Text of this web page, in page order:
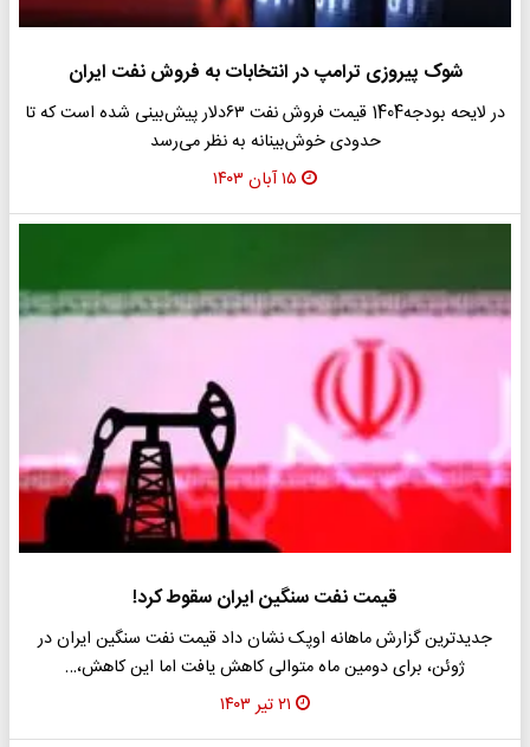
شوک پیروزی ترامپ در انتخابات به فروش نفت ایران
در لایحه بودجه1404 قیمت فروش نفت ۶۳دلار پیش‌بینی شده است که تا
حدودی خوش‌بینانه به نظر می‌رسد
۱۵ آبان ۱۴۰۳
قیمت نفت سنگین ایران سقوط کرد!
جدیدترین گزارش ماهانه اوپک نشان داد قیمت نفت سنگین ایران در
ژوئن، برای دومین ماه متوالی کاهش یافت اما این کاهش،…
۲۱ تیر ۱۴۰۳